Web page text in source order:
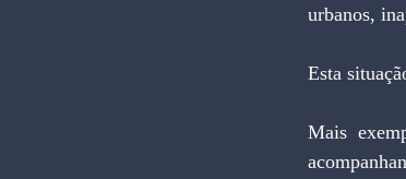
urbanos,
Esta
Mais